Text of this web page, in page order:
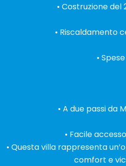
• Costruzione
• Riscaldamento
•
• A due passi da
• Facile
• Questa villa rappresenta
comfort e